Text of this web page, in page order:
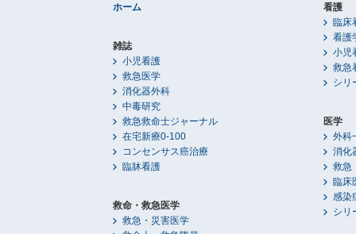
ホーム
雑誌
小児看護
救急医学
消化器外科
中毒研究
救急救命士ジャーナル
在宅新療0-100
コンセンサス癌治療
臨牀看護
救命・救急医学
救急・災害医学
看護
臨床
看護
小児
救急
シリ
医学
外科
消化
救急
臨床
感染
シリ